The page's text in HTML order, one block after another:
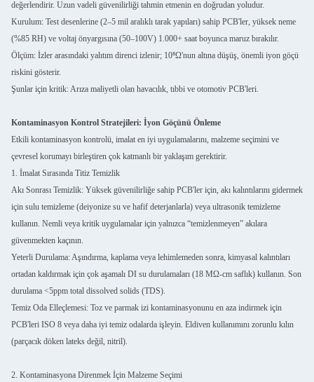
değerlendirir. Uzun vadeli güvenilirliği tahmin etmenin en doğrudan yoludur.
Kurulum: Test desenlerine (2–5 mil aralıklı tarak yapıları) sahip PCB'ler, yüksek neme
(%85 RH) ve voltaj önyargısına (50–100V) 1.000+ saat boyunca maruz bırakılır.
Ölçüm: İzler arasındaki yalıtım direnci izlenir; 10⁸Ω'nun altına düşüş, önemli iyon göçü
riskini gösterir.
Şunlar için kritik: Arıza maliyetli olan havacılık, tıbbi ve otomotiv PCB'leri.
Kontaminasyon Kontrol Stratejileri: İyon Göçünü Önleme
Etkili kontaminasyon kontrolü, imalat en iyi uygulamalarını, malzeme seçimini ve
çevresel korumayı birleştiren çok katmanlı bir yaklaşım gerektirir.
1. İmalat Sırasında Titiz Temizlik
Akı Sonrası Temizlik: Yüksek güvenilirliğe sahip PCB'ler için, akı kalıntılarını gidermek
için sulu temizleme (deiyonize su ve hafif deterjanlarla) veya ultrasonik temizleme
kullanın. Nemli veya kritik uygulamalar için yalnızca “temizlenmeyen” akılara
güvenmekten kaçının.
Yeterli Durulama: Aşındırma, kaplama veya lehimlemeden sonra, kimyasal kalıntıları
ortadan kaldırmak için çok aşamalı DI su durulamaları (18 MΩ-cm saflık) kullanın. Son
durulama <5ppm total dissolved solids (TDS).
Temiz Oda Elleçlemesi: Toz ve parmak izi kontaminasyonunu en aza indirmek için
PCB'leri ISO 8 veya daha iyi temiz odalarda işleyin. Eldiven kullanımını zorunlu kılın
(parçacık döken lateks değil, nitril).
2. Kontaminasyona Direnmek İçin Malzeme Seçimi